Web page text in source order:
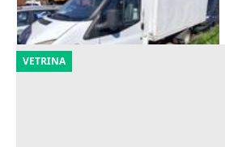
21/09/2026
VETRINA